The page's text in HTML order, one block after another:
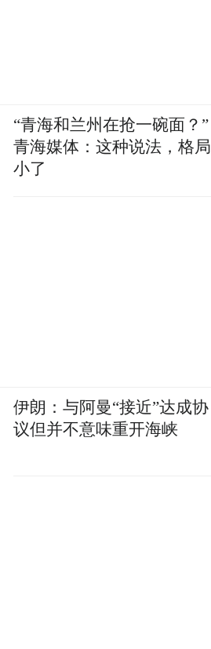
“青海和兰州在抢一碗面？”
青海媒体：这种说法，格局
小了
伊朗：与阿曼“接近”达成协
议但并不意味重开海峡